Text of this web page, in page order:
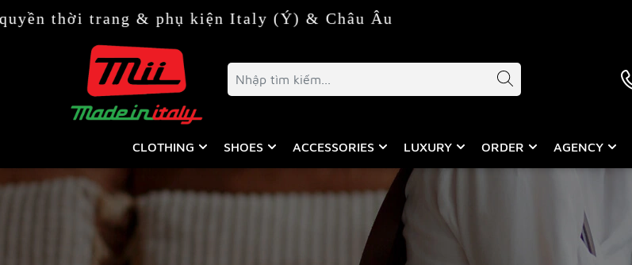
thời trang & phụ kiện Italy (Ý) & Châu Âu
CLOTHING SHOES ACCESSORIES LUXURY ORDER AGENCY